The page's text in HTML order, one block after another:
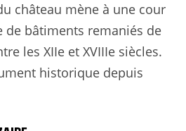
château mène à une cour
de bâtiments remaniés de
les XIIe et XVIIIe siècles.
historique depuis